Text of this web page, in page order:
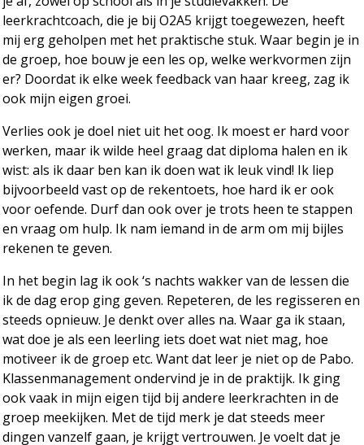
leerkrachtcoach, die je bij O2A5 krijgt toegewezen, heeft
mij erg geholpen met het praktische stuk. Waar begin je in
de groep, hoe bouw je een les op, welke werkvormen zijn
er? Doordat ik elke week feedback van haar kreeg, zag ik
ook mijn eigen groei.
Verlies ook je doel niet uit het oog. Ik moest er hard voor
werken, maar ik wilde heel graag dat diploma halen en ik
wist: als ik daar ben kan ik doen wat ik leuk vind! Ik liep
bijvoorbeeld vast op de rekentoets, hoe hard ik er ook
voor oefende. Durf dan ook over je trots heen te stappen
en vraag om hulp. Ik nam iemand in de arm om mij bijles
rekenen te geven.
In het begin lag ik ook ‘s nachts wakker van de lessen die
ik de dag erop ging geven. Repeteren, de les regisseren en
steeds opnieuw. Je denkt over alles na. Waar ga ik staan,
wat doe je als een leerling iets doet wat niet mag, hoe
motiveer ik de groep etc. Want dat leer je niet op de Pabo.
Klassenmanagement ondervind je in de praktijk. Ik ging
ook vaak in mijn eigen tijd bij andere leerkrachten in de
groep meekijken. Met de tijd merk je dat steeds meer
dingen vanzelf gaan, je krijgt vertrouwen. Je voelt dat je